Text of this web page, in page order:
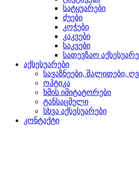
სატყუარები
ძუები
კოჭები
კაკვები
საკვები
სათევზაო
აქსესუარები
სავაზნეები, შალითები,
ოპტიკა
ხმის იმიტატორები
ტანსაცმელი
სხვა აქსესუარები
კონტაქტი